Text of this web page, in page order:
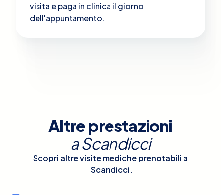
visita e paga in clinica il giorno
dell'appuntamento.
Altre prestazioni
aScandicci
Scopri altre visite mediche prenotabili a
Scandicci.